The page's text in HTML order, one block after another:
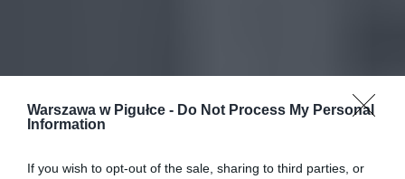
Warszawa w Pigułce - Do Not Process My Personal
Information
If you wish to opt-out of the sale, sharing to third parties, or